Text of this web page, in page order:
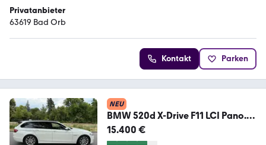
Privatanbieter
63619 Bad Orb
Kontakt Parken
NEU
BMW 520d X-Drive F11 LCI Pano.-
SD Standhzg...
15.400 €